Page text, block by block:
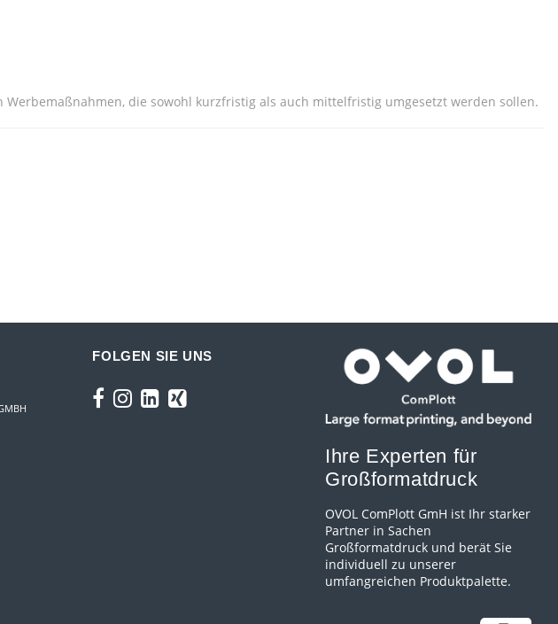
die sowohl kurzfristig als auch mittelfristig umgesetzt werden sollen.
FOLGEN SIE UNS
Ihre Experten für
Großformatdruck
OVOL ComPlott GmH ist Ihr starker
Partner in Sachen
Großformatdruck und berät Sie
individuell zu unserer
umfangreichen Produktpalette.